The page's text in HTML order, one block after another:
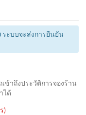
ระบบจะส่งการยืนยัน
ข้าถึงประวัติการจองร้าน
ได้
)